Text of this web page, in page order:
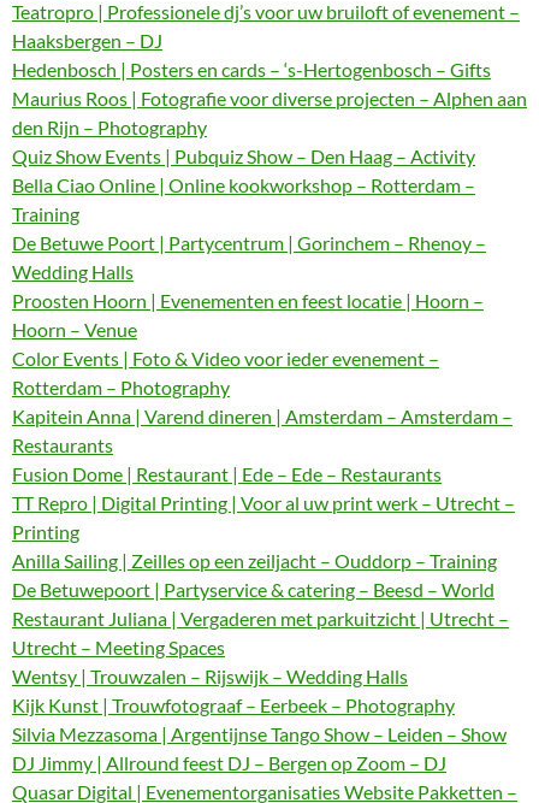
Teatropro | Professionele dj’s voor uw bruiloft of evenement –
Haaksbergen – DJ
Hedenbosch | Posters en cards – ‘s-Hertogenbosch – Gifts
Maurius Roos | Fotografie voor diverse projecten – Alphen aan
den Rijn – Photography
Quiz Show Events | Pubquiz Show – Den Haag – Activity
Bella Ciao Online | Online kookworkshop – Rotterdam –
Training
De Betuwe Poort | Partycentrum | Gorinchem – Rhenoy –
Wedding Halls
Proosten Hoorn | Evenementen en feest locatie | Hoorn –
Hoorn – Venue
Color Events | Foto & Video voor ieder evenement –
Rotterdam – Photography
Kapitein Anna | Varend dineren | Amsterdam – Amsterdam –
Restaurants
Fusion Dome | Restaurant | Ede – Ede – Restaurants
TT Repro | Digital Printing | Voor al uw print werk – Utrecht –
Printing
Anilla Sailing | Zeilles op een zeiljacht – Ouddorp – Training
De Betuwepoort | Partyservice & catering – Beesd – World
Restaurant Juliana | Vergaderen met parkuitzicht | Utrecht –
Utrecht – Meeting Spaces
Wentsy | Trouwzalen – Rijswijk – Wedding Halls
Kijk Kunst | Trouwfotograaf – Eerbeek – Photography
Silvia Mezzasoma | Argentijnse Tango Show – Leiden – Show
DJ Jimmy | Allround feest DJ – Bergen op Zoom – DJ
Quasar Digital | Evenementorganisaties Website Pakketten –